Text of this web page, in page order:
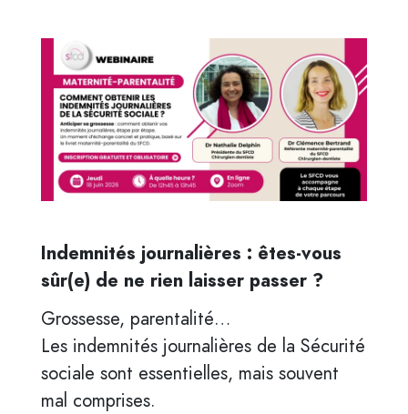
Indemnités journalières : êtes-vous
sûr(e) de ne rien laisser passer ?
Grossesse, parentalité…
Les indemnités journalières de la Sécurité
sociale sont essentielles, mais souvent
mal comprises.